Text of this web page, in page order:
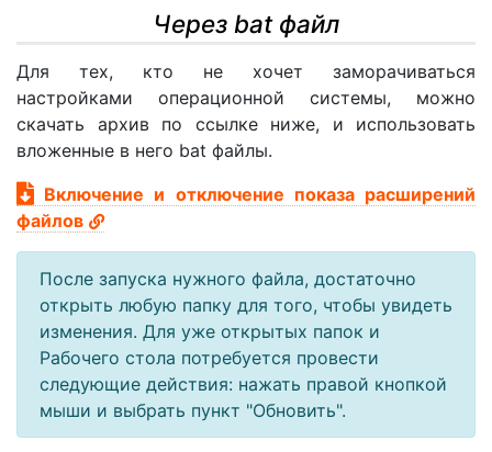
Через bat файл
Для тех, кто не хочет заморачиваться
настройками операционной системы, можно
скачать архив по ссылке ниже, и использовать
вложенные в него bat файлы.
Включение и отключение показа расширений
файлов
После запуска нужного файла, достаточно
открыть любую папку для того, чтобы увидеть
изменения. Для уже открытых папок и
Рабочего стола потребуется провести
следующие действия: нажать правой кнопкой
мыши и выбрать пункт "Обновить".